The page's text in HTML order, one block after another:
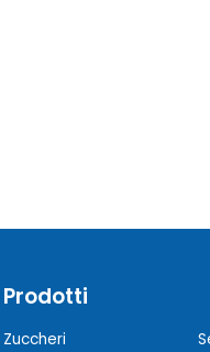
Prodotti
Zuccheri